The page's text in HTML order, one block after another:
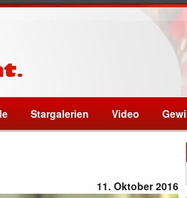
Stargalerien Video
11. Oktober 2016